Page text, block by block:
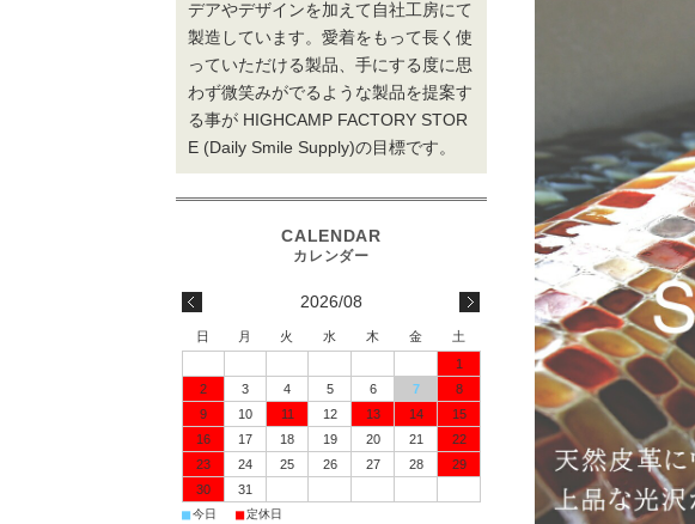
デアやデザインを加えて自社工房にて
製造しています。愛着をもって長く使
っていただける製品、手にする度に思
わず微笑みがでるような製品を提案す
る事が HIGHCAMP FACTORY STOR
E (Daily Smile Supply)の目標です。
2026/08
日 月 火 水 木 金
土
1
2
3 4 5 6 7
8
9
10 11 12 13 14
15
16
17 18 19 20 21
22
23
24 25 26 27 28
29
30
31
■今日 ■定休日